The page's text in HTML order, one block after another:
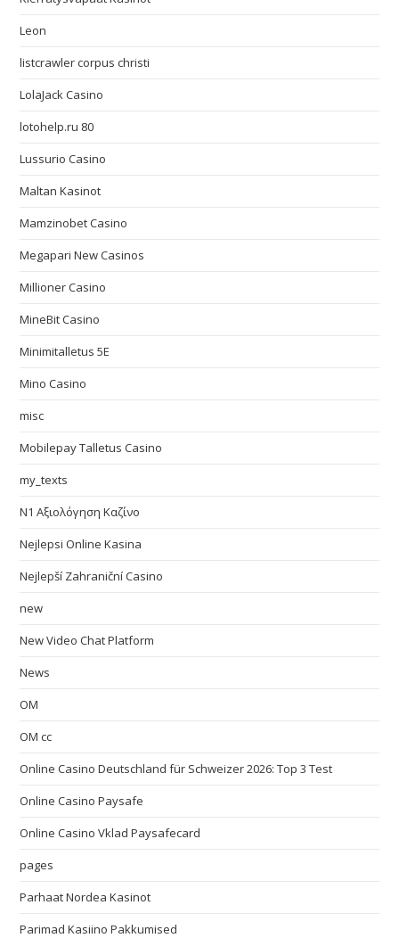
Leon
listcrawler corpus christi
LolaJack Casino
lotohelp.ru 80
Lussurio Casino
Maltan Kasinot
Mamzinobet Casino
Megapari New Casinos
Millioner Casino
MineBit Casino
Minimitalletus 5E
Mino Casino
misc
Mobilepay Talletus Casino
my_texts
N1 Αξιολόγηση Καζίνο
Nejlepsi Online Kasina
Nejlepší Zahraniční Casino
new
New Video Chat Platform
News
OM
OM cc
Online Casino Deutschland für Schweizer 2026: Top 3 Test
Online Casino Paysafe
Online Casino Vklad Paysafecard
pages
Parhaat Nordea Kasinot
Parimad Kasiino Pakkumised